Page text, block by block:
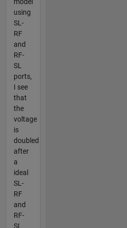
using
SL-
RF
and
RF-
SL
ports,
I see
that
the
voltage
is
doubled
after
a
ideal
SL-
RF
and
RF-
SL